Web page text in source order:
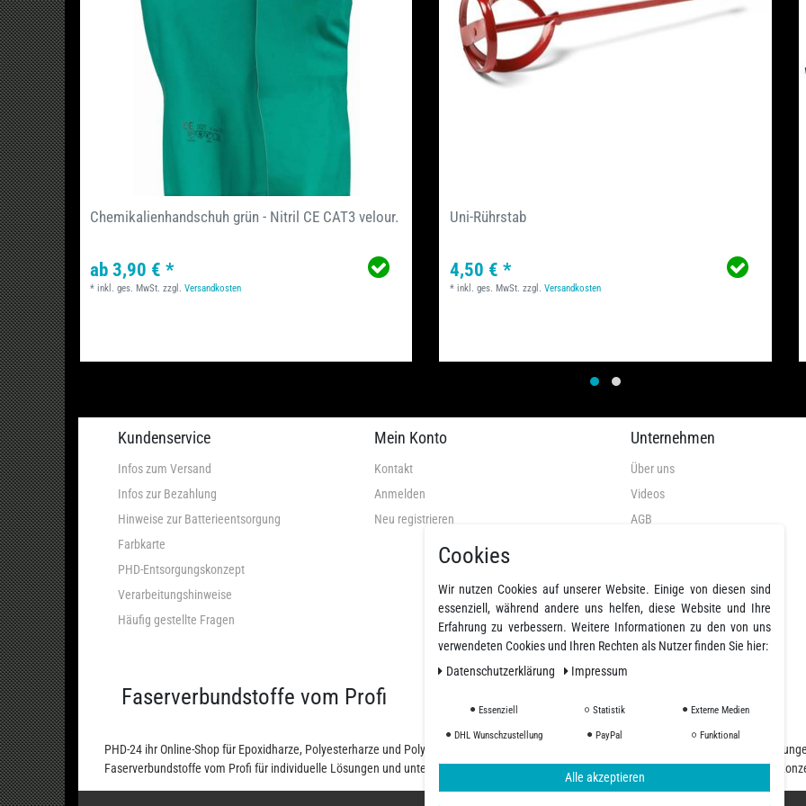
Chemikalienhandschuh grün - Nitril CE CAT3 velour.
ab 3,90 € *
*inkl. ges. MwSt. zzgl.Versandkosten
Uni-Rührstab
4,50 € *
* inkl. ges. MwSt. zzgl. Versandkosten
Kundenservice
Infos zum Versand
Infos zur Bezahlung
Hinweise zur Batterieentsorgung
Farbkarte
PHD-Entsorgungskonzept
Verarbeitungshinweise
Häufig gestellte Fragen
Mein Konto
Kontakt
Anmelden
Neu registrieren
Unternehmen
Über uns
Videos
AGB
Widerrufsformular
Impressum
Faserverbundstoffe vom Profi
PHD-24 ihr Online-Shop für Epoxidharze, Polyesterharze und Polyurethanharze und einer großen Auswahl an Fasern, Geweben,
Faserverbundstoffe vom Profi für individuelle Lösungen und unterschiedliche Ansprüche, unser Team begleitet Sie von der Planung und
Cookies
Wir nutzen Cookies auf unserer Website. Einige von diesen sind
essenziell, während andere uns helfen, diese Website und Ihre
Erfahrung zu verbessern. Weitere Informationen zu den von uns
verwendeten Cookies und Ihren Rechten als Nutzer finden Sie hier:
Daten­schutz­erklärung
Impressum
Essenziell Statistik Externe Medien
DHL Wunschzustellung PayPal Funktional
Alle akzeptieren